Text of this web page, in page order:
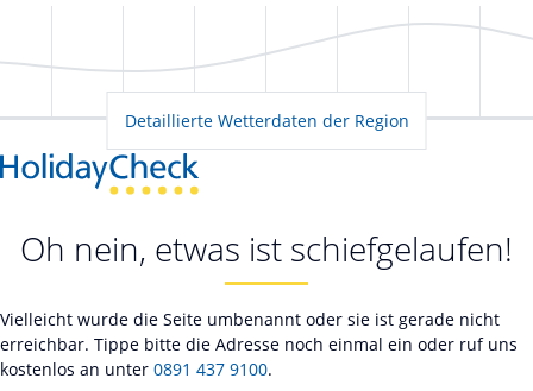
Detaillierte Wetterdaten der Region
Oh nein, etwas ist schiefgelaufen!
Vielleicht wurde die Seite umbenannt oder sie ist gerade nicht
erreichbar. Tippe bitte die Adresse noch einmal ein oder ruf uns
kostenlos an unter 0891 437 9100.